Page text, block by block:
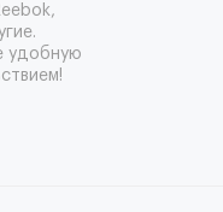
удобную